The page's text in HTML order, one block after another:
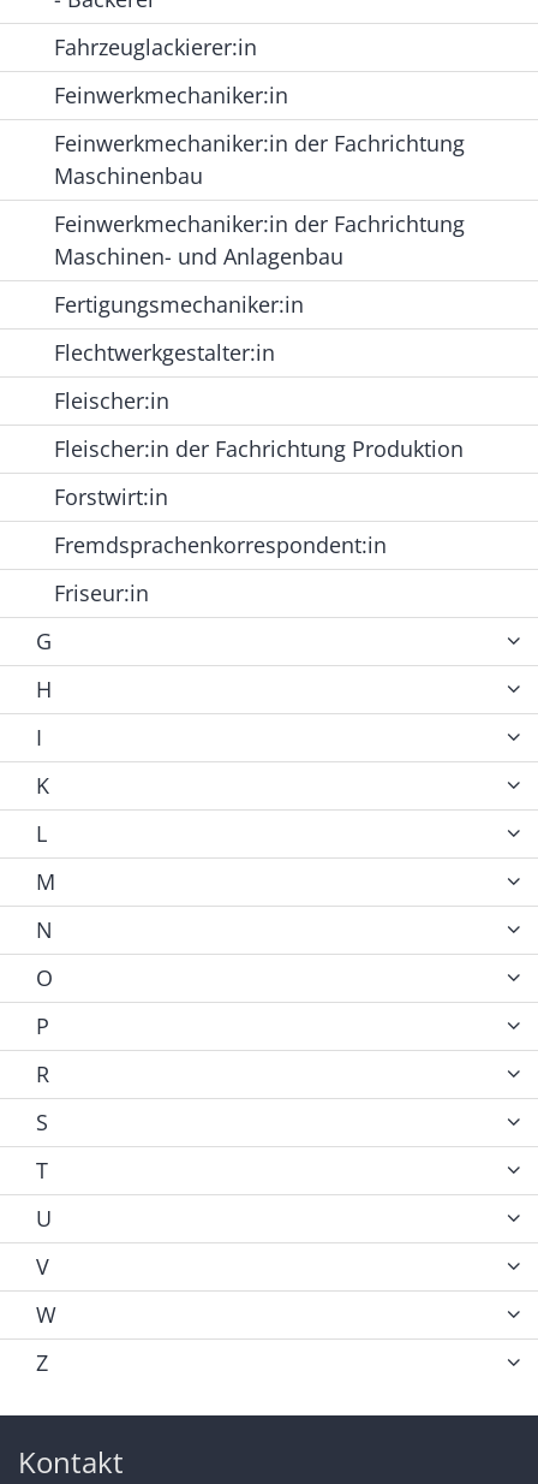
Fahrzeuglackierer:in
Feinwerkmechaniker:in
Feinwerkmechaniker:in der Fachrichtung
Maschinenbau
Feinwerkmechaniker:in der Fachrichtung
Maschinen- und Anlagenbau
Fertigungsmechaniker:in
Flechtwerkgestalter:in
Fleischer:in
Fleischer:in der Fachrichtung Produktion
Forstwirt:in
Fremdsprachenkorrespondent:in
Friseur:in
G
H
I
K
L
M
N
O
P
R
S
T
U
V
W
Z
Kontakt